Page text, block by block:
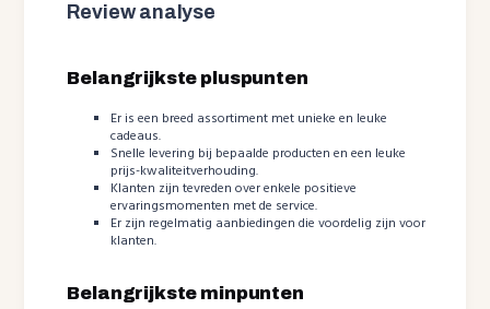
Review analyse
Belangrijkste pluspunten
Er is een breed assortiment met unieke en leuke
cadeaus.
Snelle levering bij bepaalde producten en een leuke
prijs-kwaliteitverhouding.
Klanten zijn tevreden over enkele positieve
ervaringsmomenten met de service.
Er zijn regelmatig aanbiedingen die voordelig zijn voor
klanten.
Belangrijkste minpunten